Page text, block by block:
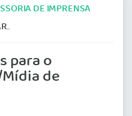
DE IMPRENSA
para o
de